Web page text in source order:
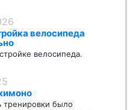
велосипеда
велосипеда.
тренировки было